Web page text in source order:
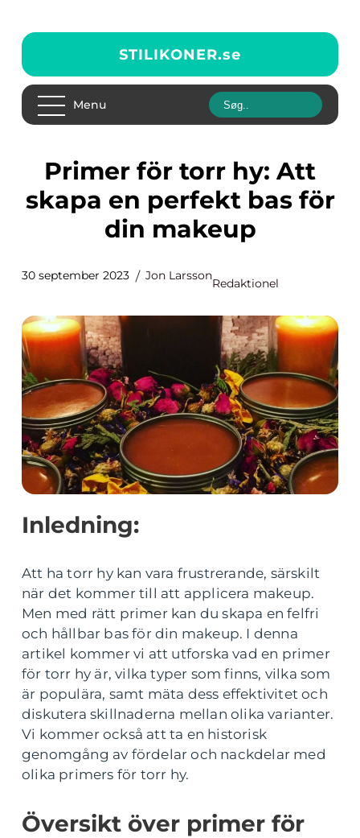
STILIKONER.se
Menu
Primer för torr hy: Att
skapa en perfekt bas för
din makeup
30 september 2023 Jon Larsson
Redaktionel
Inledning:
Att ha torr hy kan vara frustrerande, särskilt
när det kommer till att applicera makeup.
Men med rätt primer kan du skapa en felfri
och hållbar bas för din makeup. I denna
artikel kommer vi att utforska vad en primer
för torr hy är, vilka typer som finns, vilka som
är populära, samt mäta dess effektivitet och
diskutera skillnaderna mellan olika varianter.
Vi kommer också att ta en historisk
genomgång av fördelar och nackdelar med
olika primers för torr hy.
Översikt över primer för